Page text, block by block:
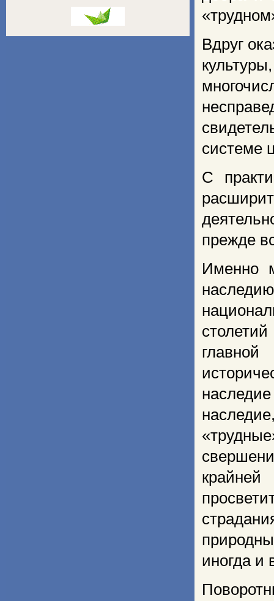
Вдруг
системе
С
прежде
Именно
иногда и